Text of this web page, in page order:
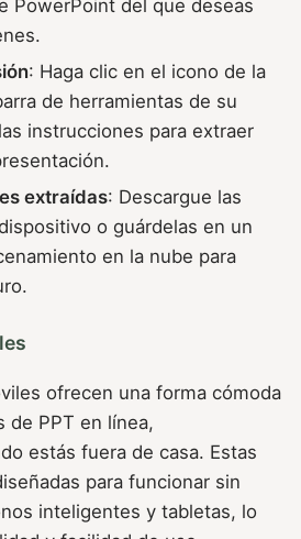
PowerPoint del que deseas
: Haga clic en el icono de la
de herramientas de su
instrucciones para extraer
extraídas: Descargue las
o guárdelas en un
en la nube para
ofrecen una forma cómoda
de PPT en línea,
estás fuera de casa. Estas
para funcionar sin
inteligentes y tabletas, lo